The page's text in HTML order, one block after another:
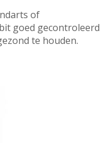
of
goed gecontroleerd
te houden.